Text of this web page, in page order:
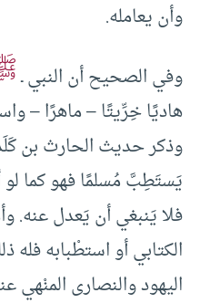
وأن يعامله.
وفي الصحيح أن النبي ـ
هاديًا خِرِّيتًا – ماهرًا –
وذكر حديث الحارث بن
يَستَطِبَّ مُسلمًا فهو كما لو
فلا يَنبغي أن يَعدل عنه.
الكتابي أو استطْبابه فله
اليهود والنصارى المنْهي